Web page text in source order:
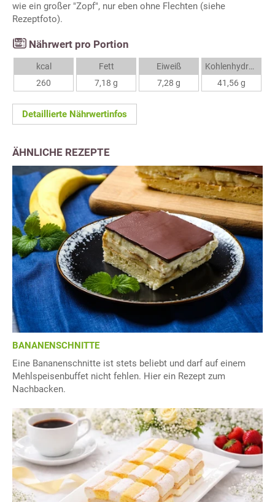
wie ein großer "Zopf", nur eben ohne Flechten (siehe
Rezeptfoto).
Nährwert pro Portion
kcal
260
Fett
7,18 g
Eiweiß
7,28 g
Kohlenhydrate
41,56 g
Detaillierte Nährwertinfos
ÄHNLICHE REZEPTE
BANANENSCHNITTE
Eine Bananenschnitte ist stets beliebt und darf auf einem
Mehlspeisenbuffet nicht fehlen. Hier ein Rezept zum
Nachbacken.